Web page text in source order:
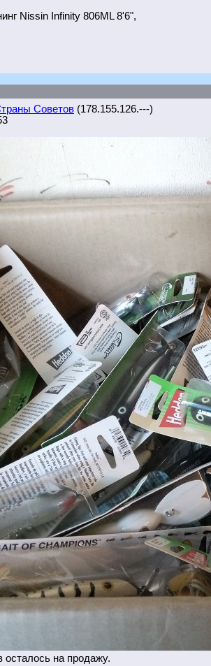
Nissin Infinity 806ML 8'6",
Советов (178.155.126.---)
осталось на продажу.